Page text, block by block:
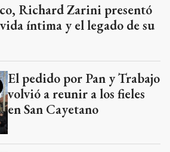
Richard Zarini presentó
íntima y el legado de su
El pedido por Pan y Trabajo
volvió a reunir a los fieles
en San Cayetano